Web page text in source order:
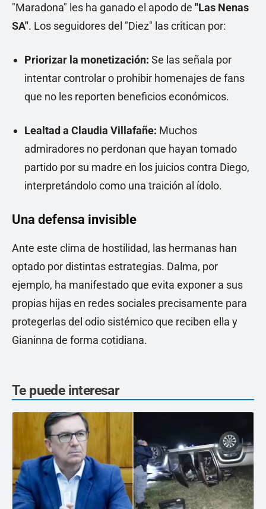
"Maradona" les ha ganado el apodo de "Las Nenas
SA". Los seguidores del "Diez" las critican por:
Priorizar la monetización: Se las señala por
intentar controlar o prohibir homenajes de fans
que no les reporten beneficios económicos.
Lealtad a Claudia Villafañe: Muchos
admiradores no perdonan que hayan tomado
partido por su madre en los juicios contra Diego,
interpretándolo como una traición al ídolo.
Una defensa invisible
Ante este clima de hostilidad, las hermanas han
optado por distintas estrategias. Dalma, por
ejemplo, ha manifestado que evita exponer a sus
propias hijas en redes sociales precisamente para
protegerlas del odio sistémico que reciben ella y
Gianinna de forma cotidiana.
Te puede interesar